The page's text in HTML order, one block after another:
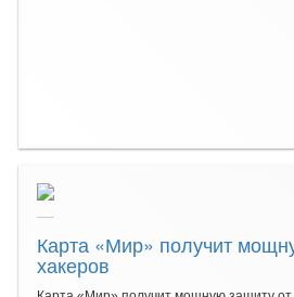
Карта «Мир» получит
хакеров